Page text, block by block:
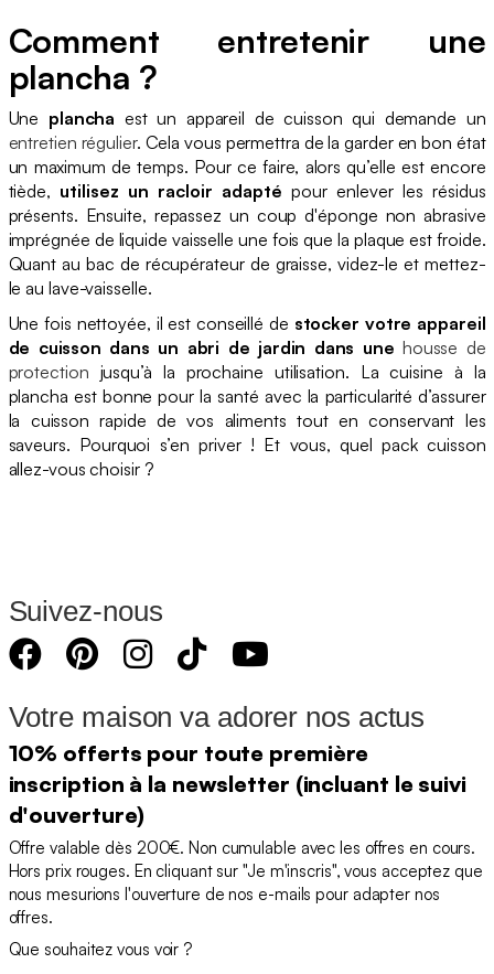
Comment entretenir une
plancha ?
Une plancha est un appareil de cuisson qui demande un
entretien régulier. Cela vous permettra de la garder en bon état
un maximum de temps. Pour ce faire, alors qu’elle est encore
tiède, utilisez un racloir adapté pour enlever les résidus
présents. Ensuite, repassez un coup d'éponge non abrasive
imprégnée de liquide vaisselle une fois que la plaque est froide.
Quant au bac de récupérateur de graisse, videz-le et mettez-
le au lave-vaisselle.
Une fois nettoyée, il est conseillé de stocker votre appareil
de cuisson dans un abri de jardin dans une housse de
protection jusqu’à la prochaine utilisation. La cuisine à la
plancha est bonne pour la santé avec la particularité d’assurer
la cuisson rapide de vos aliments tout en conservant les
saveurs. Pourquoi s’en priver ! Et vous, quel pack cuisson
allez-vous choisir ?
Suivez-nous
Votre maison va adorer nos actus
10% offerts pour toute première
inscription à la newsletter (incluant le suivi
d'ouverture)
Offre valable dès 200€. Non cumulable avec les offres en cours.
Hors prix rouges. En cliquant sur "Je m'inscris", vous acceptez que
nous mesurions l'ouverture de nos e-mails pour adapter nos
offres.
Que souhaitez vous voir ?